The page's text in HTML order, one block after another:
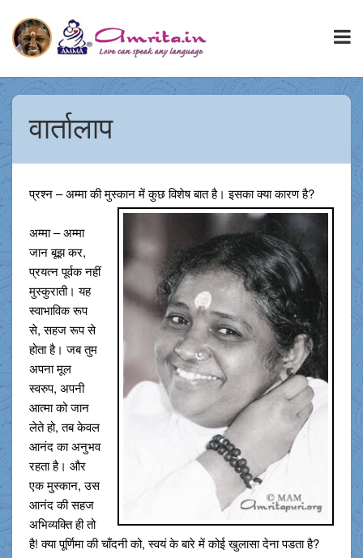
वार्तालाप
प्रश्न – अम्मा की मुस्कान में कुछ विशेष बात है। इसका क्या कारण है?
अम्मा – अम्मा
जान बूझ कर,
प्रयत्न पूर्वक नहीं
मुस्कुराती। यह
स्वाभाविक रूप
से, सहज रूप से
होता है। जब तुम
अपना मूल
स्वरुप, अपनी
आत्मा को जान
लेते हो, तब केवल
आनंद का अनुभव
रहता है। और
एक मुस्कान, उस
आनंद की सहज
अभिव्यक्ति ही तो
है! क्या पूर्णिमा की चाँदनी को, स्वयं के बारे में कोई खुलासा देना पडता है?